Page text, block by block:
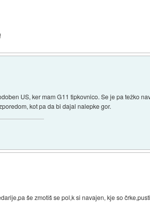
US, ker mam G11 tipkovnico. Se je pa težko
kot pa da bi dajal nalepke gor.
še zmotiš se pol,k si navajen, kje so